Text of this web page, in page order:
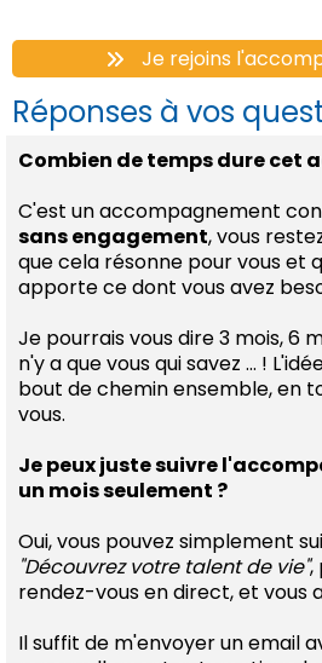
Je rejoins
Réponses à vos
Combien de temps dure cet
C'est un accompagnement
sans engagement, vous
que cela résonne pour vous et
apporte ce dont vous avez
Je pourrais vous dire 3 mois, 6
n'y a que vous qui savez ... !
bout de chemin ensemble, en
vous.
Je peux juste suivre
un mois seulement ?
Oui, vous pouvez simplement
"Découvrez votre talent de vie",
rendez-vous en direct, et vous
Il suffit de m'envoyer un email